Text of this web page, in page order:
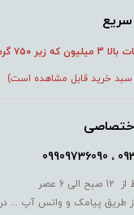
سریع
زیر ۷۵۰
خرید قابل مشاهده است)
عصر
طریق پیامک و واتس آپ ...